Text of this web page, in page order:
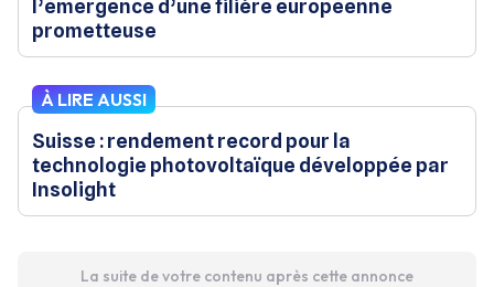
l’émergence d’une filière européenne
prometteuse
À LIRE AUSSI
Suisse : rendement record pour la
technologie photovoltaïque développée par
Insolight
La suite de votre contenu après cette annonce